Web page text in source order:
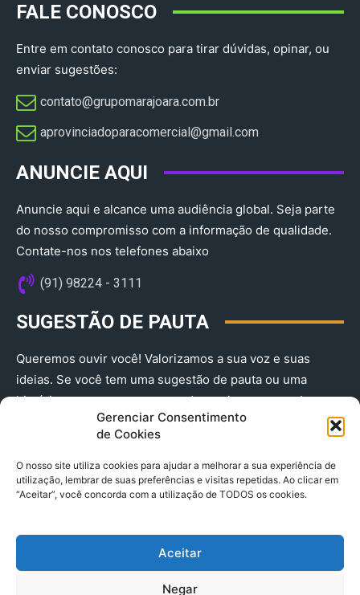
Gerenciar Consentimento
de Cookies
O nosso site utiliza cookies para ajudar a melhorar a sua experiência de
utilização, lembrar de suas preferências e visitas repetidas. Ao clicar em
“Aceitar”, você concorda com a utilização de TODOS os cookies.
Aceitar
Negar
FALE CONOSCO
Entre em contato conosco para tirar dúvidas, opinar, ou
enviar sugestões:
contato@grupomarajoara.com.br
aprovinciadoparacomercial@gmail.com​
ANUNCIE AQUI
Anuncie aqui e alcance uma audiência global. Seja parte
do nosso compromisso com a informação de qualidade.
Contate-nos nos telefones abaixo
(91) 98224 - 3111
SUGESTÃO DE PAUTA
Queremos ouvir você! Valorizamos a sua voz e suas
ideias. Se você tem uma sugestão de pauta ou uma
história que merece ser contada, envie-nos agora!
(91) 98224 - 3111
© 2025 A Província do Pará CNPJ: 04.901.141/0001-36 End .
Trav. Quintino Bocaiuva 2301, Ed. Rogério Fernandez – Sala